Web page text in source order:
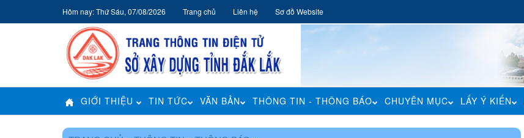
Hôm nay: Thứ Sáu, 07/08/2026 Trang chủ Liên hệ Sơ đồ Website
GIỚI THIỆU TIN TỨC VĂN BẢN THÔNG TIN - THÔNG BÁO CHUYÊN MỤC LẤY Ý KIẾN